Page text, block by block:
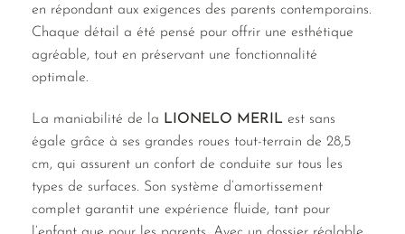
en répondant aux exigences des parents contemporains.
Chaque détail a été pensé pour offrir une esthétique
agréable, tout en préservant une fonctionnalité
optimale.
La maniabilité de la LIONELO MERIL est sans
égale grâce à ses grandes roues tout-terrain de 28,5
cm, qui assurent un confort de conduite sur tous les
types de surfaces. Son système d’amortissement
complet garantit une expérience fluide, tant pour